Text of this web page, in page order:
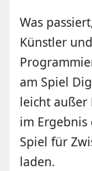
Was
Künstler
am Spiel
leicht
im
Spiel für
laden.